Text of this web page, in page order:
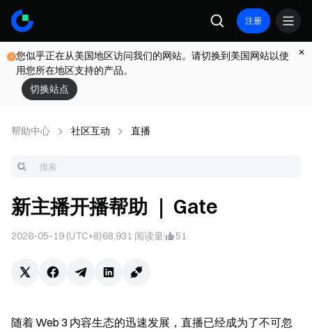
注册
您似乎正在从美国地区访问我们的网站。请切换到美国网站以使
用您所在地区支持的产品。
切换站点
帮助中心 社区互动 直播
新主播开播帮助 ｜ Gate
2026-05-19 (UTC+8)68,931 阅读量 51
随着 Web 3 内容生态的迅速发展，直播已经成为了不可忽